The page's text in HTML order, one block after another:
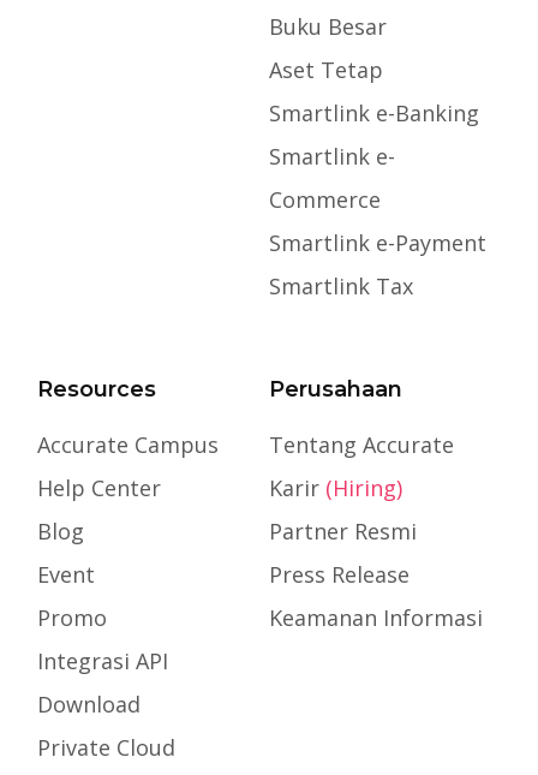
Buku Besar
Aset Tetap
Smartlink e-Banking
Smartlink e-
Commerce
Smartlink e-Payment
Smartlink Tax
Resources
Accurate Campus
Help Center
Blog
Event
Promo
Integrasi API
Download
Private Cloud
Perusahaan
Tentang Accurate
Karir (Hiring)
Partner Resmi
Press Release
Keamanan Informasi